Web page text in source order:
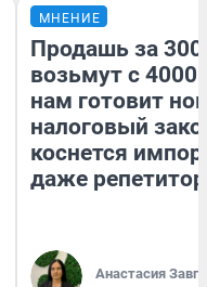
МНЕНИЕ
Продашь за
возьмут с
нам готовит
налоговый
коснется
даже
Анастасия